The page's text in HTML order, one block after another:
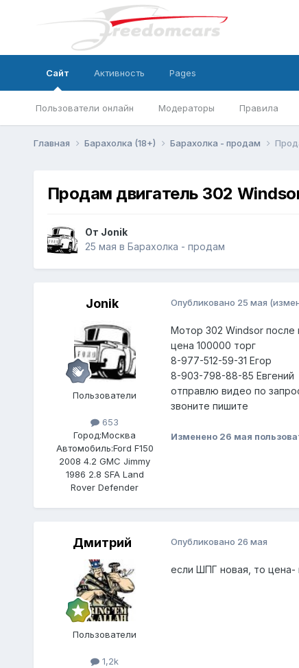
Сайт
Пользователи онлайн Модераторы Правила
Активность Pages
Главная Барахолка (18+) Барахолка - продам
Продам двигатель 302
От Jonik
25 мая в Барахолка - продам
Jonik
Пользователи
653
Город:Москва
Автомобиль:Ford F150
2008 4.2 GMC Jimmy
1986 2.8 SFA Land
Rover Defender
Опубликовано 25 мая
Мотор 302 Windsor после
цена 100000 торг
8-977-512-59-31 Егор
8-903-798-88-85 Евгений
отправлю видео по
звоните пишите
Изменено 26 мая
Дмитрий
Пользователи
1,2k
Опубликовано 26 мая
если ШПГ новая, то цена-